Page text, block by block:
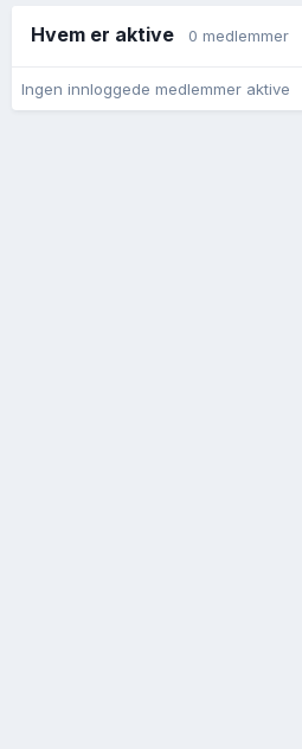
Hvem er aktive 0 medlemmer
Ingen innloggede medlemmer aktive